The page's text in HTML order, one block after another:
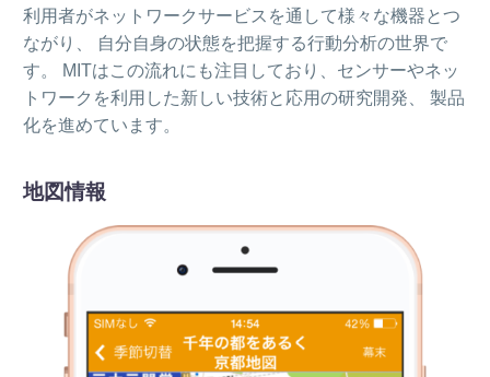
利用者がネットワークサービスを通して様々な機器とつ
ながり、 自分自身の状態を把握する行動分析の世界で
す。 MITはこの流れにも注目しており、センサーやネッ
トワークを利用した新しい技術と応用の研究開発、 製品
化を進めています。
地図情報